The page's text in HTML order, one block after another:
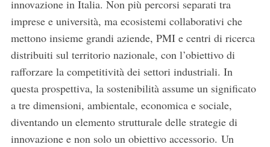
innovazione in Italia. Non più percorsi separati tra
imprese e università, ma ecosistemi collaborativi che
mettono insieme grandi aziende, PMI e centri di ricerca
distribuiti sul territorio nazionale, con l’obiettivo di
rafforzare la competitività dei settori industriali. In
questa prospettiva, la sostenibilità assume un significato
a tre dimensioni, ambientale, economica e sociale,
diventando un elemento strutturale delle strategie di
innovazione e non solo un obiettivo accessorio. Un